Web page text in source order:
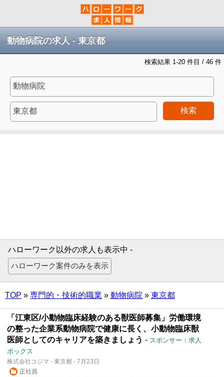
動物病院の求人 - 東京都
検索結果 1-20 件目 / 46 件
検索
ハローワーク以外の求人も表示中 -
TOP » 専門的・技術的職業 » 動物病院 » 東京都
「江東区/小動物臨床経験のある獣医師募集」労働環境
の整った企業系動物病院で健康に長く、小動物臨床獣
医師としてのキャリアを築きましょう - スポンサー：求人
ボックス
株式会社コジマ - 東京都 - 7月23日
正社員